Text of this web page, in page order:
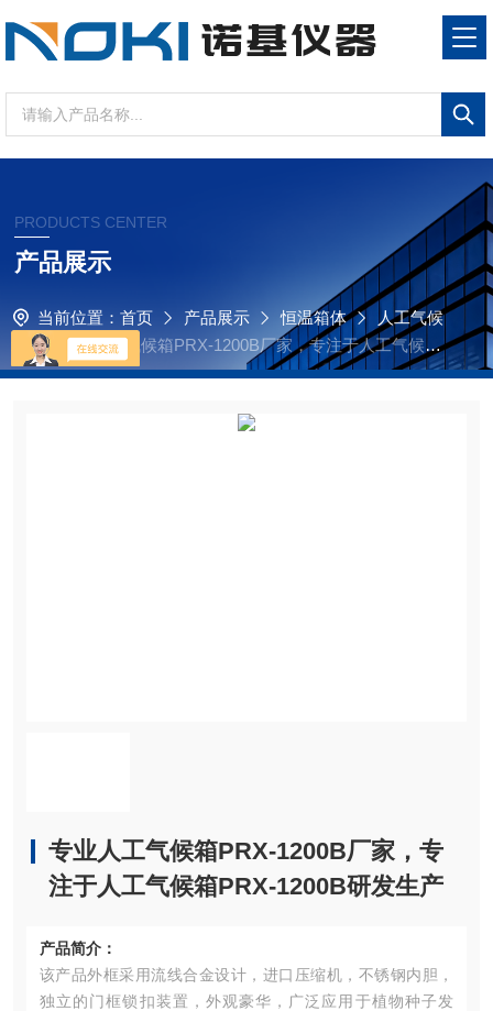
PRODUCTS CENTER
产品展示
当前位置： 首页 产品展示 恒温箱体
人工气候
专业人工气候箱PRX-1200B厂家，专注于人工气候箱
PRX-1200B研发生产
专业人工气候箱PRX-1200B厂家，专
注于人工气候箱PRX-1200B研发生产
产品简介：
该产品外框采用流线合金设计，进口压缩机，不锈钢内胆，
独立的门框锁扣装置，外观豪华，广泛应用于植物种子发